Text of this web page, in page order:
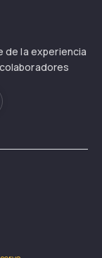
de la experiencia